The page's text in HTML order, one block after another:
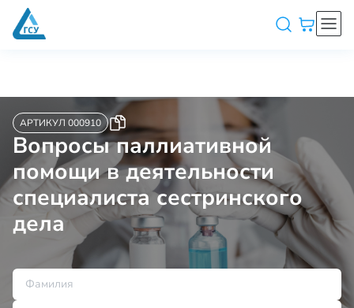
АРТИКУЛ 000910
Вопросы паллиативной
помощи в деятельности
специалиста сестринского
дела